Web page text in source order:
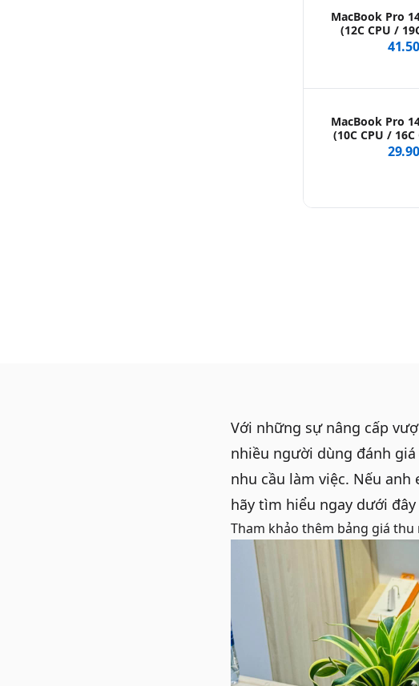
MacBook Pro
(12C CPU /
MacBook Pro
(10C CPU / 16C
Với những sự nâng cấp
nhiều người dùng đánh
nhu cầu làm việc. Nếu
hãy tìm hiểu ngay dưới
Tham khảo thêm bảng giá thu